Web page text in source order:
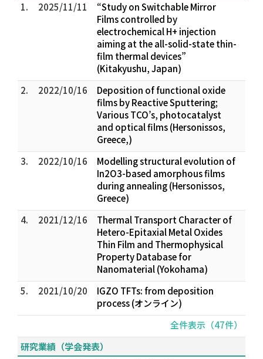
1.
2025/11/11
“Study on Switchable Mirror
Films controlled by
electrochemical H+ injection
aiming at the all-solid-state thin-
film thermal devices”
(Kitakyushu, Japan)
2.
2022/10/16
Deposition of functional oxide
films by Reactive Sputtering;
Various TCO’s, photocatalyst
and optical films (Hersonissos,
Greece,)
3.
2022/10/16
Modelling structural evolution of
In2O3-based amorphous films
during annealing (Hersonissos,
Greece)
4.
2021/12/16
Thermal Transport Character of
Hetero-Epitaxial Metal Oxides
Thin Film and Thermophysical
Property Database for
Nanomaterial (Yokohama)
5.
2021/10/20
IGZO TFTs: from deposition
process (オンライン)
全件表示（47件）
研究業績（学会発表）